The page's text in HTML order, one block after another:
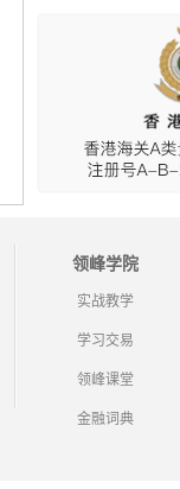
领峰学院
实战教学
学习交易
领峰课堂
金融词典